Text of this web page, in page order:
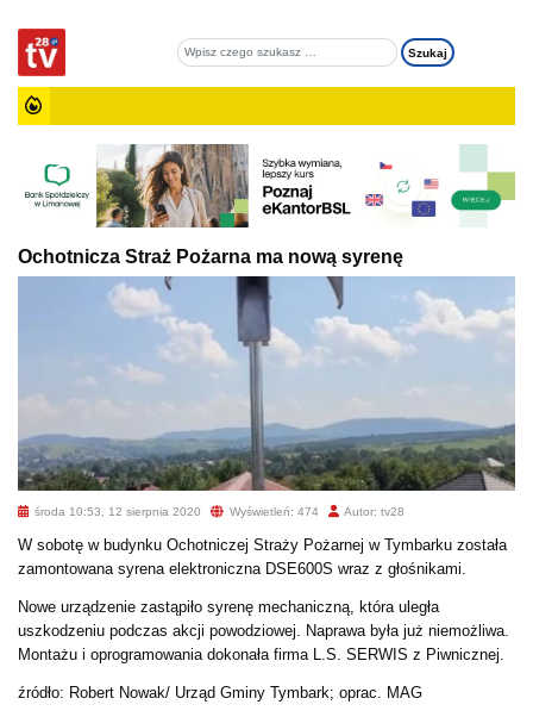
Ochotnicza Straż Pożarna ma nową syrenę
środa 10:53, 12 sierpnia 2020 Wyświetleń: 474 Autor: tv28
W sobotę w budynku Ochotniczej Straży Pożarnej w Tymbarku została
zamontowana syrena elektroniczna DSE600S wraz z głośnikami.
Nowe urządzenie zastąpiło syrenę mechaniczną, która uległa
uszkodzeniu podczas akcji powodziowej. Naprawa była już niemożliwa.
Montażu i oprogramowania dokonała firma L.S. SERWIS z Piwnicznej.
źródło: Robert Nowak/ Urząd Gminy Tymbark; oprac. MAG